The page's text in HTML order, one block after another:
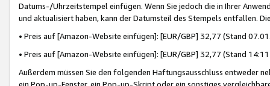
Datums-/Uhrzeitstempel einfügen. Wenn Sie jedoch die in Ihrer
und aktualisiert haben, kann der Datumsteil des Stempels entfallen.
• Preis auf [Amazon-Website einfügen]: [EUR/GBP] 32,77 (Stand
• Preis auf [Amazon-Website einfügen]: [EUR/GBP] 32,77 (Stand
Außerdem müssen Sie den folgenden Haftungsausschluss entweder
ein Pop-up-Fenster, ein Pop-up-Skript oder ein sonstiges